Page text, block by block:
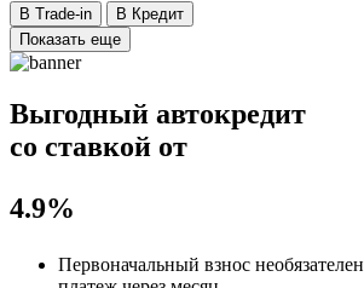
В Trade-in
В Кредит
Показать еще
Выгодный автокредит
со ставкой от
4.9%
Первоначальный взнос необязателен